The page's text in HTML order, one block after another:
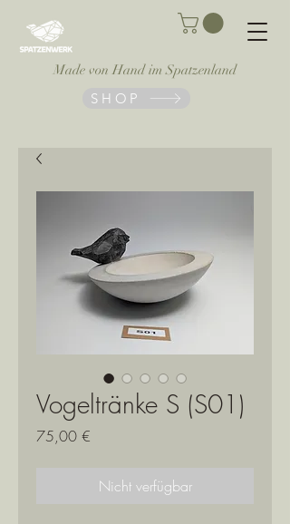
Made von Hand im Spatzenland
SHOP
Vogeltränke S (S01)
75,00 €
Nicht verfügbar